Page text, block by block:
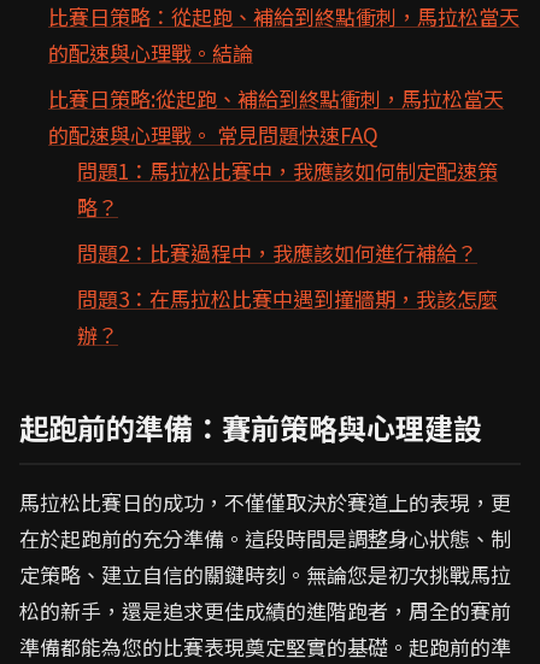
比賽日策略：從起跑、補給到終點衝刺，馬拉松當天
的配速與心理戰。結論
比賽日策略:從起跑、補給到終點衝刺，馬拉松當天
的配速與心理戰。 常見問題快速FAQ
問題1：馬拉松比賽中，我應該如何制定配速策
略？
問題2：比賽過程中，我應該如何進行補給？
問題3：在馬拉松比賽中遇到撞牆期，我該怎麼
辦？
起跑前的準備：賽前策略與心理建設
馬拉松比賽日的成功，不僅僅取決於賽道上的表現，更
在於起跑前的充分準備。這段時間是調整身心狀態、制
定策略、建立自信的關鍵時刻。無論您是初次挑戰馬拉
松的新手，還是追求更佳成績的進階跑者，周全的賽前
準備都能為您的比賽表現奠定堅實的基礎。起跑前的準